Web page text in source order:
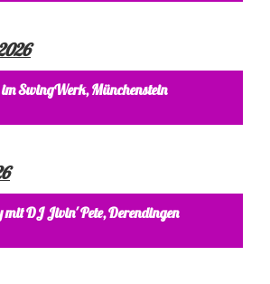
SwingWerk, Münchenstein
mit DJ Jivin' Pete, Derendingen